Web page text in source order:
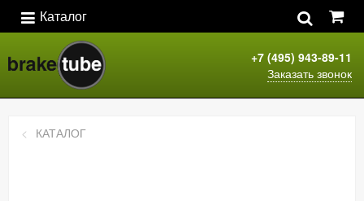
Каталог
+7 (495) 943-89-11
Заказать звонок
КАТАЛОГ